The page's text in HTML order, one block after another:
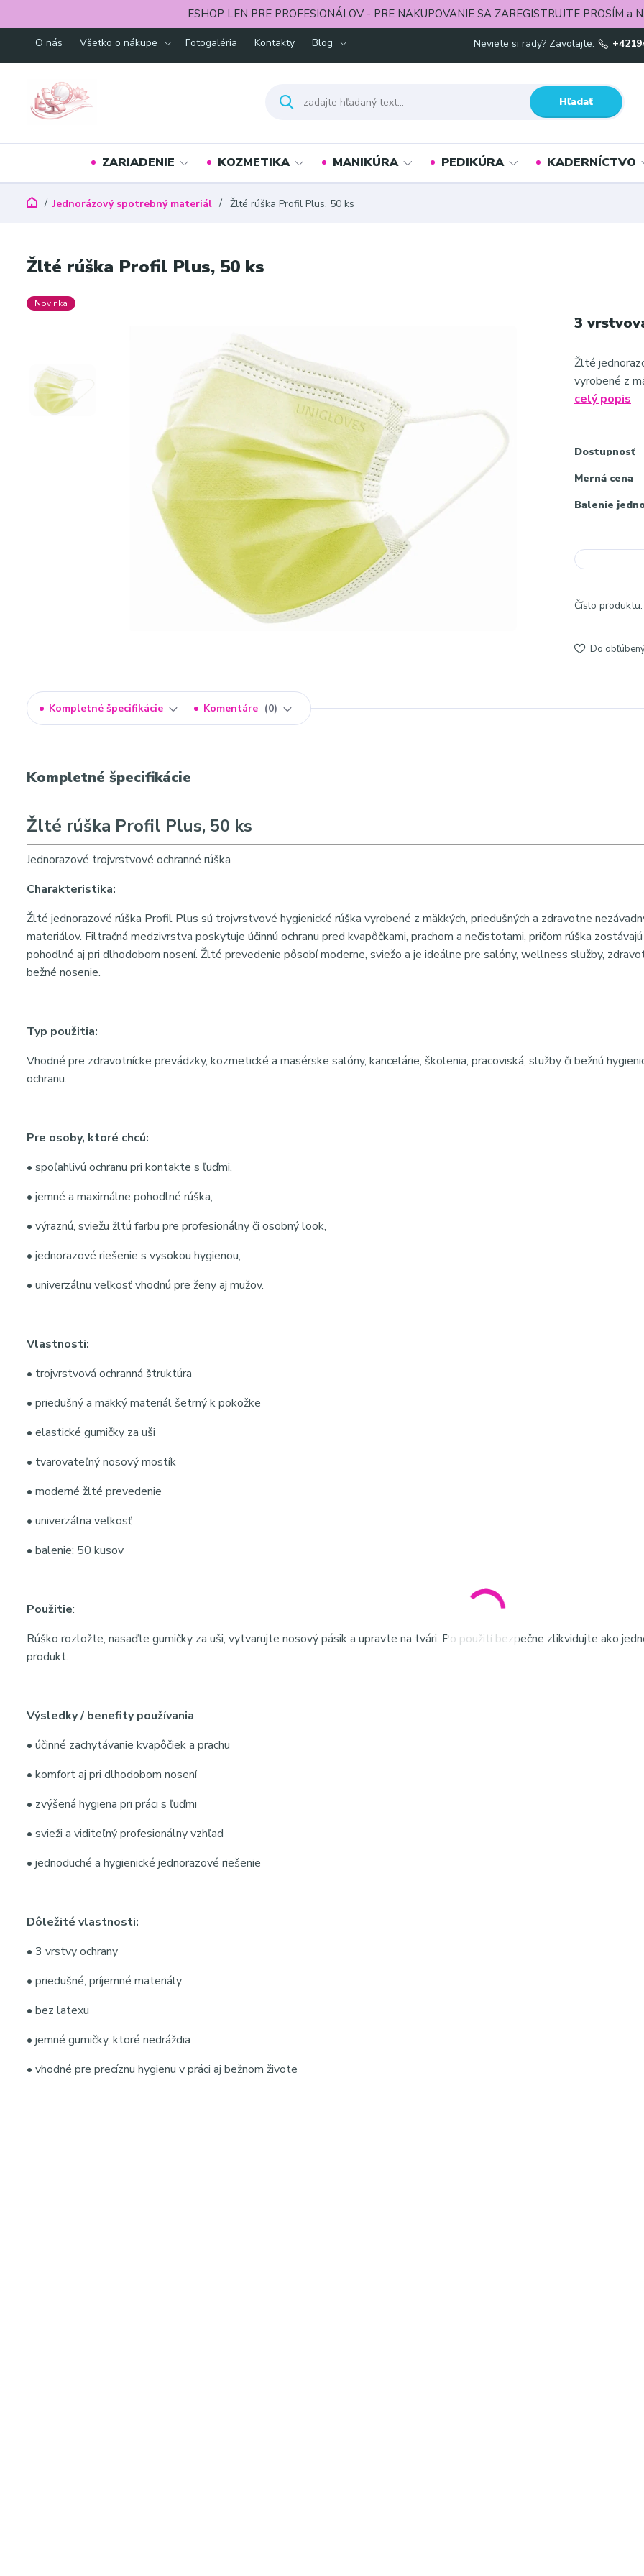
ESHOP LEN PRE PROFESIONÁLOV - PRE NAKUPOVANIE SA ZAREGISTRUJTE PROSÍM a
O nás Všetko o nákupe Fotogaléria Kontakty Blog
Hľadať
Neviete si rady? Zavolajte.
ZARIADENIE KOZMETIKA MANIKÚRA PEDIKÚRA KADERNÍCTVO
Jednorázový spotrebný materiál Žlté rúška Profil Plus, 50 ks
Žlté rúška Profil Plus, 50 ks
Novinka
3
Žlté
vyrobené z
celý popis
Dostupnosť
Merná cena
Balenie
Číslo produktu:
Do
Kompletné špecifikácie Komentáre 0
Kompletné špecifikácie
Žlté rúška Profil Plus, 50 ks
Jednorazové trojvrstvové ochranné rúška
Charakteristika:
Žlté jednorazové rúška Profil Plus sú trojvrstvové hygienické rúška vyrobené z mäkkých, priedušných a zdravotne
materiálov. Filtračná medzivrstva poskytuje účinnú ochranu pred kvapôčkami, prachom a nečistotami, pričom rúška
pohodlné aj pri dlhodobom nosení. Žlté prevedenie pôsobí moderne, sviežo a je ideálne pre salóny, wellness služby,
bežné nosenie.
Typ použitia:
Vhodné pre zdravotnícke prevádzky, kozmetické a masérske salóny, kancelárie, školenia, pracoviská, služby či bežnú
ochranu.
Pre osoby, ktoré chcú:
• spoľahlivú ochranu pri kontakte s ľuďmi,
• jemné a maximálne pohodlné rúška,
• výraznú, sviežu žltú farbu pre profesionálny či osobný look,
• jednorazové riešenie s vysokou hygienou,
• univerzálnu veľkosť vhodnú pre ženy aj mužov.
Vlastnosti:
• trojvrstvová ochranná štruktúra
• priedušný a mäkký materiál šetrný k pokožke
• elastické gumičky za uši
• tvarovateľný nosový mostík
• moderné žlté prevedenie
• univerzálna veľkosť
• balenie: 50 kusov
Použitie:
Rúško rozložte, nasaďte gumičky za uši, vytvarujte nosový pásik a upravte na tvári. Po použití bezpečne zlikvidujte ako
produkt.
Výsledky / benefity používania
• účinné zachytávanie kvapôčiek a prachu
• komfort aj pri dlhodobom nosení
• zvýšená hygiena pri práci s ľuďmi
• svieži a viditeľný profesionálny vzhľad
• jednoduché a hygienické jednorazové riešenie
Dôležité vlastnosti:
• 3 vrstvy ochrany
• priedušné, príjemné materiály
• bez latexu
• jemné gumičky, ktoré nedráždia
• vhodné pre precíznu hygienu v práci aj bežnom živote